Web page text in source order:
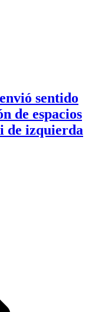
sentido
de espacios
de izquierda